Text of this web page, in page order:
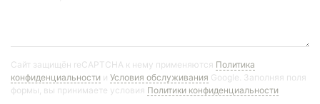
Сайт защищён reCAPTCHA к нему применяются Политика
конфиденциальности и Условия обслуживания Google. Заполняя поля
формы, вы принимаете условия Политики конфиденциальности